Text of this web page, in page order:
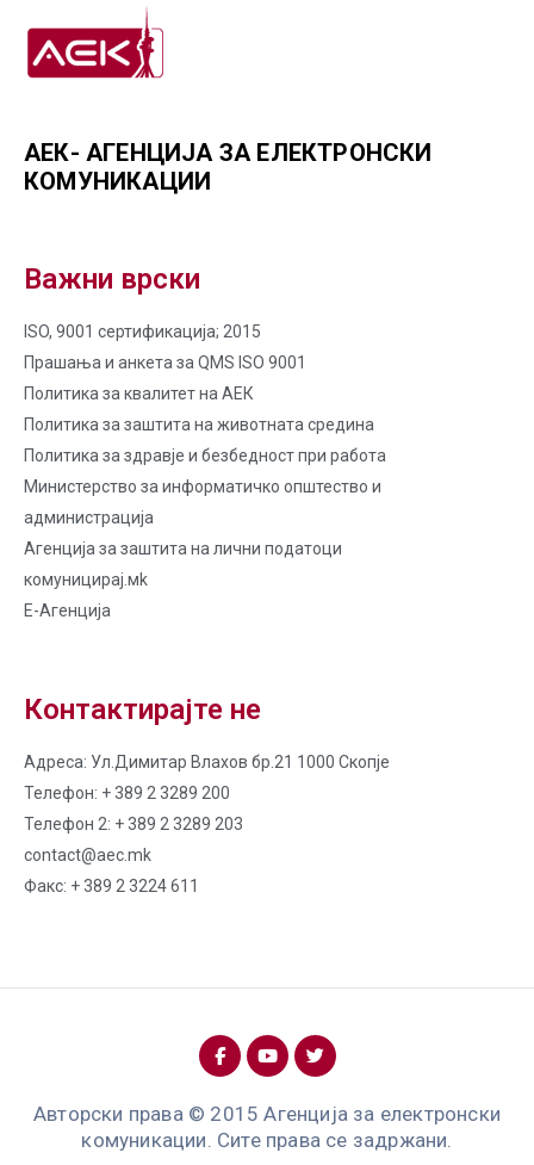
АЕК- АГЕНЦИЈА ЗА ЕЛЕКТРОНСКИ
КОМУНИКАЦИИ
Важни врски
ISO, 9001 сертификација; 2015
Прашања и анкета за QMS ISO 9001
Политика за квалитет на AЕК
Политика за заштита на животната средина
Политика за здравје и безбедност при работа
Министерство за информатичко општество и
администрација
Агенција за заштита на лични податоци
комуницирај.мk
Е-Агенција
Контактирајте не
Адреса: Ул.Димитар Влахов бр.21 1000 Скопје
Телефон: + 389 2 3289 200
Телефон 2: + 389 2 3289 203
contact@aec.mk
Факс: + 389 2 3224 611
Авторски права © 2015 Агенција за електронски
комуникации. Сите права се задржани.